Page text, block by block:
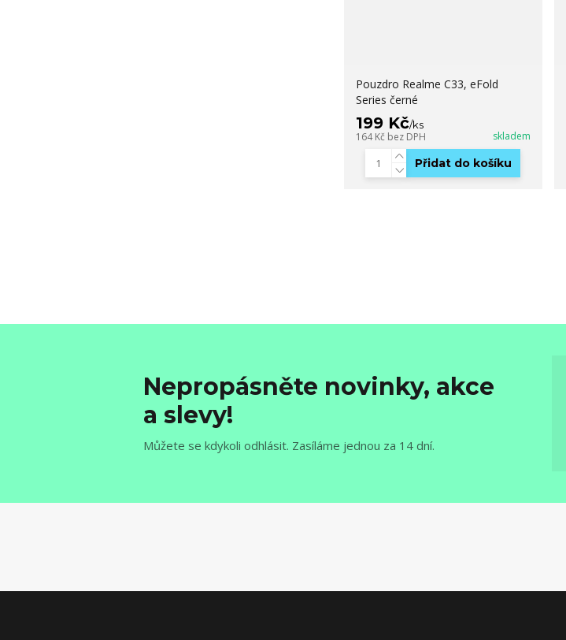
Pouzdro Realme C33, eFold
Series černé
199 Kč/ks
164 Kč bez DPH skladem
Přidat do košíku
Nepropásněte novinky, akce
a slevy!
Můžete se kdykoli odhlásit. Zasíláme jednou za 14 dní.